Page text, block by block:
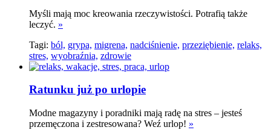
Myśli mają moc kreowania rzeczywistości. Potrafią także
leczyć. »
Tagi: ból, grypa, migrena, nadciśnienie, przeziębienie, relaks,
stres, wyobraźnia, zdrowie
Ratunku już po urlopie
Modne magazyny i poradniki mają radę na stres – jesteś
przemęczona i zestresowana? Weź urlop! »